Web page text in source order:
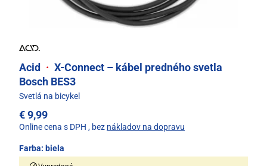
Acid · X-Connect – kábel predného svetla
Bosch BES3
Svetlá na bicykel
€ 9,99
Online cena s DPH , bez nákladov na dopravu
Farba: biela